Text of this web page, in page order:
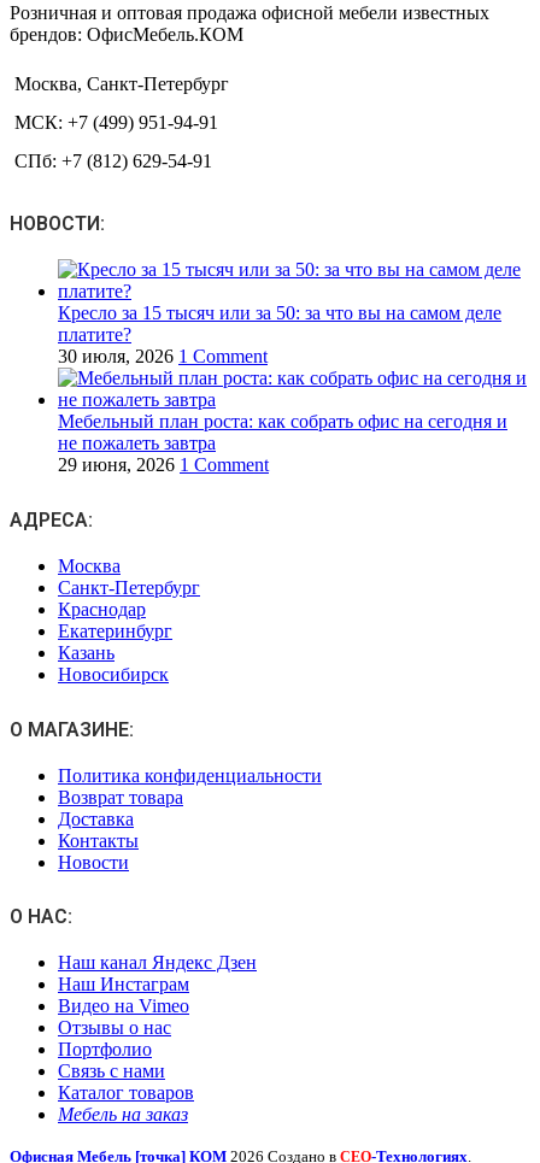
Розничная и оптовая продажа офисной мебели известных
брендов: ОфисМебель.КОМ
Москва, Санкт-Петербург
МСК: +7 (499) 951-94-91
СПб: +7 (812) 629-54-91
НОВОСТИ:
Кресло за 15 тысяч или за 50: за что вы на самом деле
платите?
30 июля, 2026 1 Comment
Мебельный план роста: как собрать офис на сегодня и
не пожалеть завтра
29 июня, 2026 1 Comment
АДРЕСА:
Москва
Санкт-Петербург
Краснодар
Екатеринбург
Казань
Новосибирск
О МАГАЗИНЕ:
Политика конфиденциальности
Возврат товара
Доставка
Контакты
Новости
О НАС:
Наш канал Яндекс Дзен
Наш Инстаграм
Видео на Vimeo
Отзывы о нас
Портфолио
Связь с нами
Каталог товаров
Мебель на заказ
Офисная Мебель [точка] КОМ 2026 Создано в СЕО-Технологиях.